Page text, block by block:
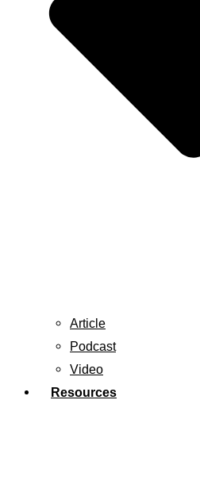
Article
Podcast
Video
Resources